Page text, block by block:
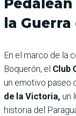
la
En el marco de la
Boquerón, el Club
un emotivo paseo
de la Victoria, un
historia del